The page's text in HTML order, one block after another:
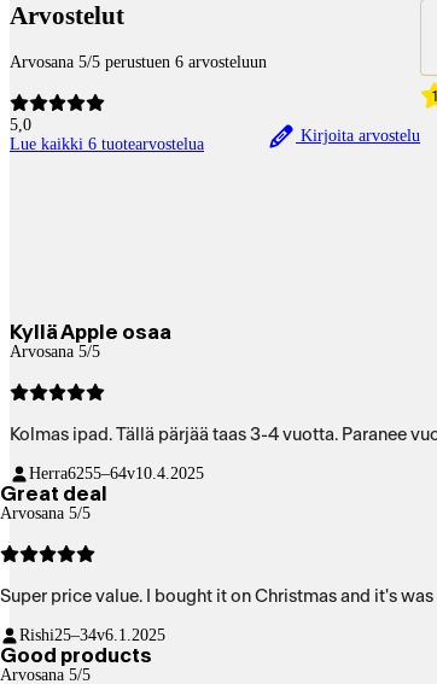
Arvostelut
Arvosana 5/5 perustuen 6 arvosteluun
5,0
Lue kaikki 6 tuotearvostelua
Kirjoita arvostelu
1
Kyllä Apple osaa
Arvosana 5/5
Kolmas ipad. Tällä pärjää taas 3-4 vuotta. Paranee
Herra6255–64v10.4.2025
Great deal
Arvosana 5/5
Rishi25–34v6.1.2025
Good products
Arvosana 5/5